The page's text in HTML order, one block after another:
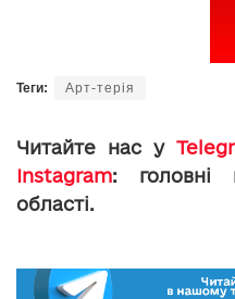
Теги: Aрт-терія
Читайте нас у
Instagram: головні
області.